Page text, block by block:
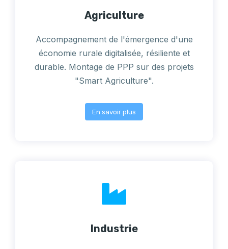
Agriculture
Accompagnement de l'émergence d'une
économie rurale digitalisée, résiliente et
durable. Montage de PPP sur des projets
"Smart Agriculture".
En savoir plus
Industrie